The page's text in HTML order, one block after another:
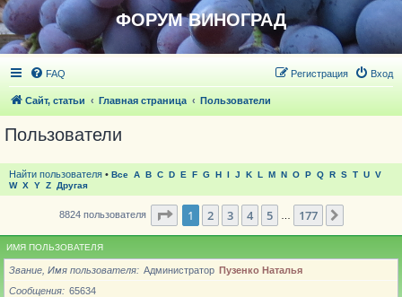
ФОРУМ ВИНОГРАД
FAQ Вход
Регистрация
Сайт, статьи Главная страница Пользователи
Пользователи
Найти пользователя • Все A B C D E F G H I J K L M N O P Q R S T U V
W X Y Z Другая
8824 пользователя Страница из 177
1 2 3 4 5 177
ИМЯ ПОЛЬЗОВАТЕЛЯ
Звание, Имя пользователя Администратор Пузенко Наталья
Сообщения
65634